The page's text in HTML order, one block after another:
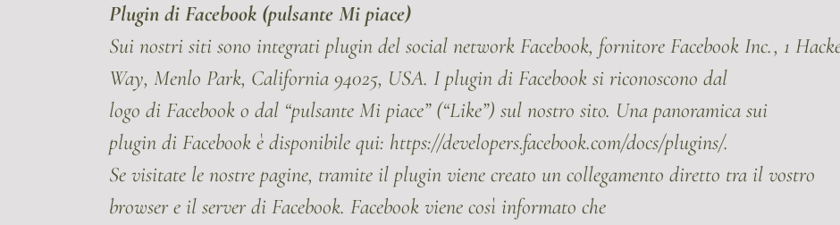
Plugin di Facebook (pulsante Mi piace)
Sui nostri siti sono integrati plugin del social network Facebook, fornitore Facebook Inc., 1
Way, Menlo Park, California 94025, USA. I plugin di Facebook si riconoscono dal
logo di Facebook o dal “pulsante Mi piace” (“Like”) sul nostro sito. Una panoramica sui
plugin di Facebook è disponibile qui: https://developers.facebook.com/docs/plugins/.
Se visitate le nostre pagine, tramite il plugin viene creato un collegamento diretto tra il vostro
browser e il server di Facebook. Facebook viene così informato che